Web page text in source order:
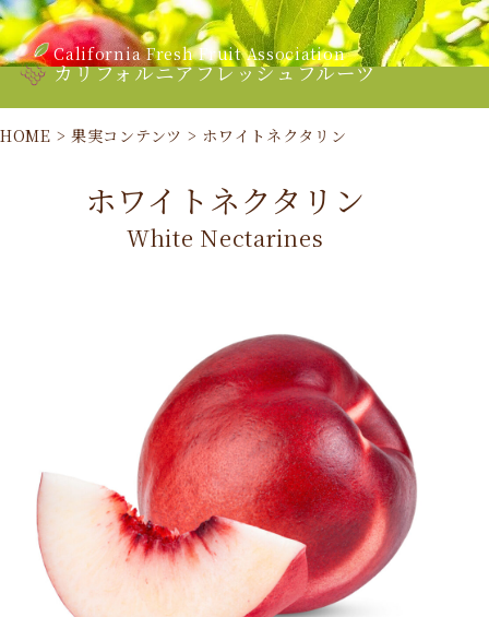
California Fresh Fruit Association
カリフォルニアフレッシュフルーツ
HOME > 果実コンテンツ > ホワイトネクタリン
ホワイトネクタリン
White Nectarines